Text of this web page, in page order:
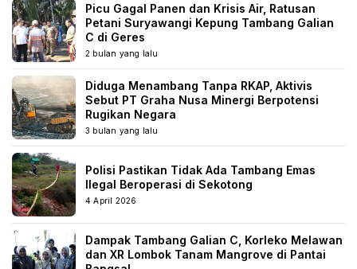
Picu Gagal Panen dan Krisis Air, Ratusan
Petani Suryawangi Kepung Tambang Galian
C di Geres
2 bulan yang lalu
Diduga Menambang Tanpa RKAP, Aktivis
Sebut PT Graha Nusa Minergi Berpotensi
Rugikan Negara
3 bulan yang lalu
Polisi Pastikan Tidak Ada Tambang Emas
Ilegal Beroperasi di Sekotong
4 April 2026
Dampak Tambang Galian C, Korleko Melawan
dan XR Lombok Tanam Mangrove di Pantai